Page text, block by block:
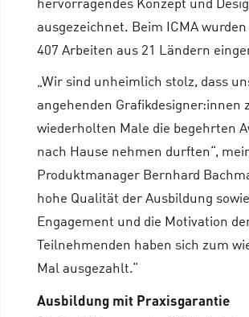
hervorragendes Konzept und
ausgezeichnet. Beim ICMA
407 Arbeiten aus 21 Ländern
„Wir sind unheimlich stolz, dass
angehenden Grafikdesigner:innen
wiederholten Male die begehrten
nach Hause nehmen durften“,
Produktmanager Bernhard
hohe Qualität der Ausbildung
Engagement und die Motivation
Teilnehmenden haben sich zum
Mal ausgezahlt.“
Ausbildung mit Praxisgarantie